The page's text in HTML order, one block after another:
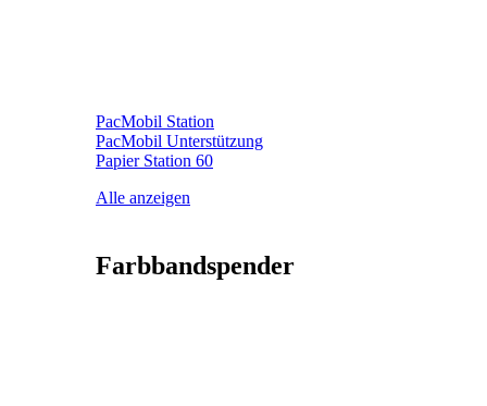
PacMobil Station
PacMobil Unterstützung
Papier Station 60
Alle anzeigen
Farbbandspender